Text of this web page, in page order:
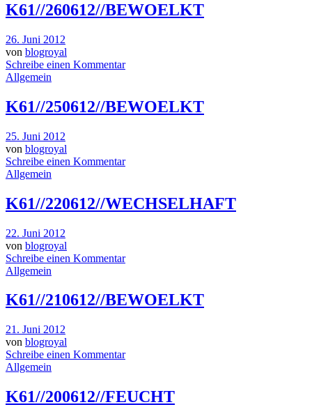
K61//260612//BEWOELKT
26. Juni 2012
von blogroyal
Schreibe einen Kommentar
Allgemein
K61//250612//BEWOELKT
25. Juni 2012
von blogroyal
Schreibe einen Kommentar
Allgemein
K61//220612//WECHSELHAFT
22. Juni 2012
von blogroyal
Schreibe einen Kommentar
Allgemein
K61//210612//BEWOELKT
21. Juni 2012
von blogroyal
Schreibe einen Kommentar
Allgemein
K61//200612//FEUCHT